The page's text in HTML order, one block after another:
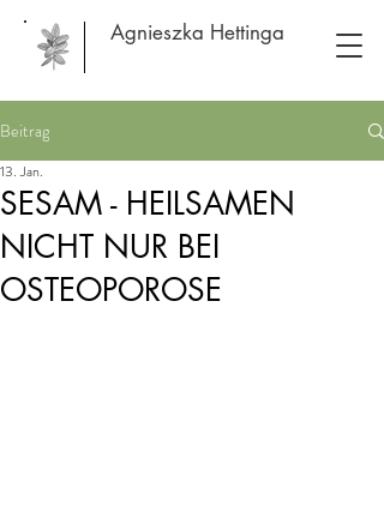
Agnieszka Hettinga
Beitrag
SESAM - HEILSAMEN
NICHT NUR BEI
OSTEOPOROSE
13. Jan.